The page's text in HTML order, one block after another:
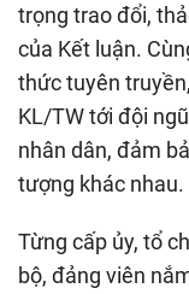
trọng trao đổi,
của Kết luận.
thức tuyên
KL/TW tới đội
nhân dân, đảm
tượng khác nhau.
Từng cấp ủy, tổ
bộ, đảng viên